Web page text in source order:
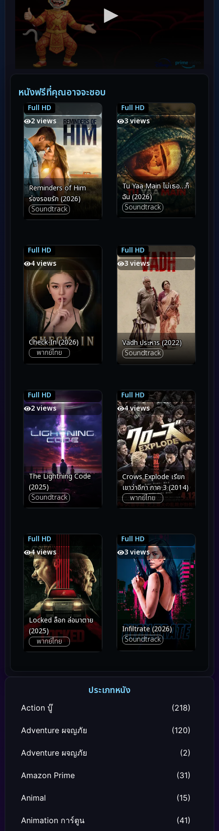
หนังฟรีที่คุณอาจจะชอบ
Full HD
5.6
2 views
5.6
Reminders of Him
ร่องรอยรัก (2026)
Soundtrack
Full HD
6.7
3 views
6.7
Tu Yaa Main ไม่เธอ…ก็
ฉัน (2026)
Soundtrack
Full HD
6.1
4 views
6.1
Check-In (2026)
พากย์ไทย
Full HD
6.2
3 views
6.2
Vadh ประหาร (2022)
Soundtrack
Full HD
6.5
2 views
6.5
The Lightning Code
(2025)
Soundtrack
Full HD
6.5
4 views
6.5
Crows Explode เรียก
เขาว่าอีกา ภาค 3 (2014)
พากย์ไทย
Full HD
6.1
4 views
6.1
Locked ล็อก ล่อมาตาย
(2025)
พากย์ไทย
Full HD
7.1
3 views
7.1
Infiltrate (2026)
Soundtrack
ประเภทหนัง
Action บู๊ (218)
Adventure ผจญภัย (120)
Adventure ผจญภัย (2)
Amazon Prime (31)
Animal (15)
Animation การ์ตูน (41)